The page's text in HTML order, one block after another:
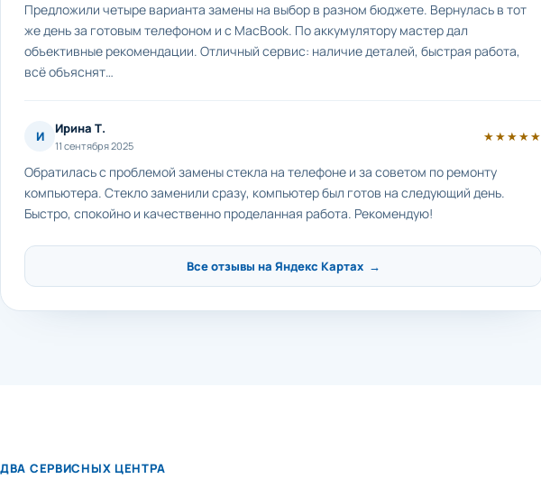
Предложили четыре варианта замены на выбор в разном бюджете. Вернулась в тот
же день за готовым телефоном и с MacBook. По аккумулятору мастер дал
объективные рекомендации. Отличный сервис: наличие деталей, быстрая работа,
всё объяснят…
И Ирина Т.
11 сентября 2025
★★★★★
Обратилась с проблемой замены стекла на телефоне и за советом по ремонту
компьютера. Стекло заменили сразу, компьютер был готов на следующий день.
Быстро, спокойно и качественно проделанная работа. Рекомендую!
Все отзывы на Яндекс Картах →
ДВА СЕРВИСНЫХ ЦЕНТРА